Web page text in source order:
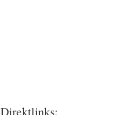
Direktlinks: